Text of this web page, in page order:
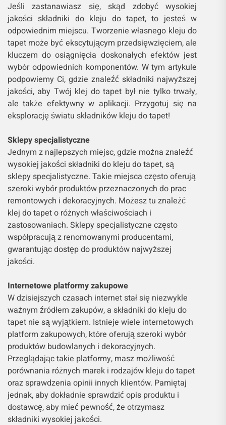
Jeśli zastanawiasz się, skąd zdobyć wysokiej
jakości składniki do kleju do tapet, to jesteś w
odpowiednim miejscu. Tworzenie własnego kleju do
tapet może być ekscytującym przedsięwzięciem, ale
kluczem do osiągnięcia doskonałych efektów jest
wybór odpowiednich komponentów. W tym artykule
podpowiemy Ci, gdzie znaleźć składniki najwyższej
jakości, aby Twój klej do tapet był nie tylko trwały,
ale także efektywny w aplikacji. Przygotuj się na
eksplorację światu składników kleju do tapet!
Sklepy specjalistyczne
Jednym z najlepszych miejsc, gdzie można znaleźć
wysokiej jakości składniki do kleju do tapet, są
sklepy specjalistyczne. Takie miejsca często oferują
szeroki wybór produktów przeznaczonych do prac
remontowych i dekoracyjnych. Możesz tu znaleźć
klej do tapet o różnych właściwościach i
zastosowaniach. Sklepy specjalistyczne często
współpracują z renomowanymi producentami,
gwarantując dostęp do produktów najwyższej
jakości.
Internetowe platformy zakupowe
W dzisiejszych czasach internet stał się niezwykle
ważnym źródłem zakupów, a składniki do kleju do
tapet nie są wyjątkiem. Istnieje wiele internetowych
platform zakupowych, które oferują szeroki wybór
produktów budowlanych i dekoracyjnych.
Przeglądając takie platformy, masz możliwość
porównania różnych marek i rodzajów kleju do tapet
oraz sprawdzenia opinii innych klientów. Pamiętaj
jednak, aby dokładnie sprawdzić opis produktu i
dostawcę, aby mieć pewność, że otrzymasz
składniki wysokiej jakości.